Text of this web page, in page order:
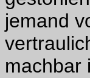
jemand
machbar